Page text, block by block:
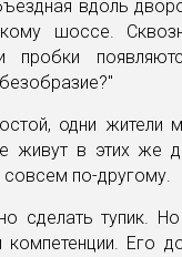
вдоль
шоссе.
пробки
одни жители
живут в этих же
по-другому.
сделать тупик.
Его